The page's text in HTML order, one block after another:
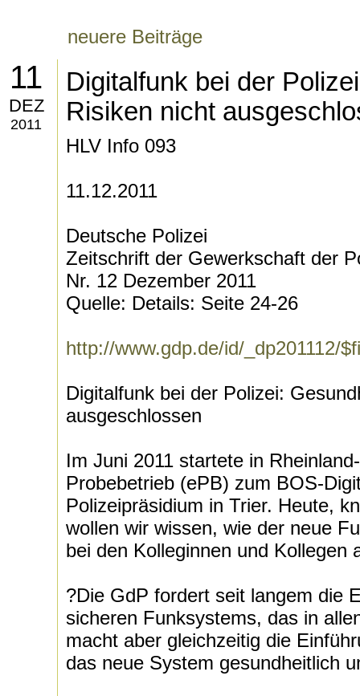
neuere Beiträge
11
DEZ
2011
Digitalfunk bei der
Risiken nicht
HLV Info 093
11.12.2011
Deutsche Polizei
Zeitschrift der Gewerkschaft der
Nr. 12 Dezember 2011
Quelle: Details: Seite 24-26
http://www.gdp.de/id/_dp201112/
Digitalfunk bei der Polizei:
ausgeschlossen
Im Juni 2011 startete in
Probebetrieb (ePB) zum BOS-
Polizeipräsidium in Trier. Heute,
wollen wir wissen, wie der neue
bei den Kolleginnen und Kollegen
?Die GdP fordert seit langem die
sicheren Funksystems, das in
macht aber gleichzeitig die
das neue System gesundheitlich